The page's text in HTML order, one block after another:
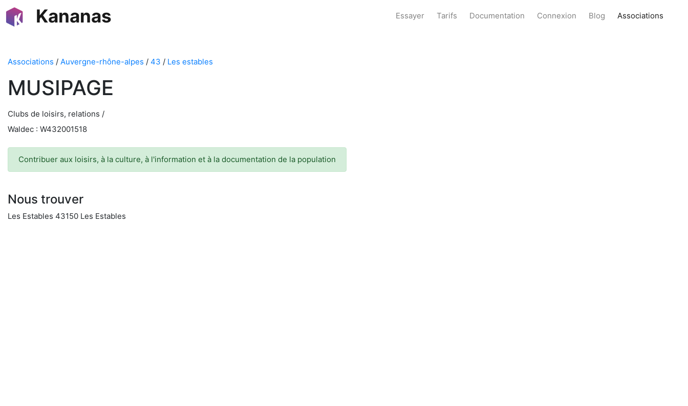
Kananas Essayer Tarifs Documentation Connexion Blog Associations
Associations / Auvergne-rhône-alpes / 43 / Les estables
MUSIPAGE
Clubs de loisirs, relations /
Waldec : W432001518
Contribuer aux loisirs, à la culture, à l'information et à la documentation de la population
Nous trouver
Les Estables 43150 Les Estables